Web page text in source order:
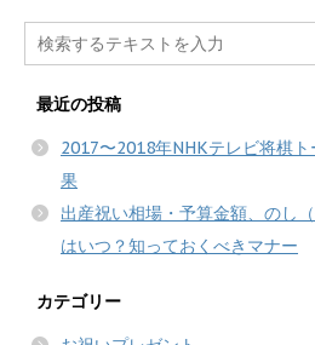
最近の投稿
2017〜2018年NHKテレビ将棋
果
出産祝い相場・予算金額、のし
はいつ？知っておくべきマナー
カテゴリー